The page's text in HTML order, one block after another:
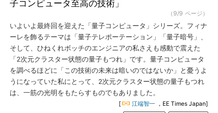
子コンピュータ至高の技術」
（9/9 ページ）
いよいよ最終回を迎えた「量子コンピュータ」シリーズ。フィナ
ーレを飾るテーマは「量子テレポーテーション」「量子暗号」、
そして、ひねくれボッチのエンジニアの私さえも感動で震えた
「2次元クラスター状態の量子もつれ」です。量子コンピュータ
を調べるほどに「この技術の未来は暗いのではないか」と憂うよ
うになっていた私にとって、2次元クラスター状態の量子もつれ
は、一筋の光明をもたらすものでもありました。
[ 江端智一 ，EE Times Japan]